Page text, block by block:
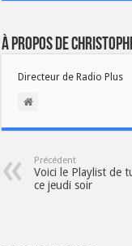
À propos de Christophe
Directeur de Radio Plus
Précédent
Voici le Playlist de
ce jeudi soir